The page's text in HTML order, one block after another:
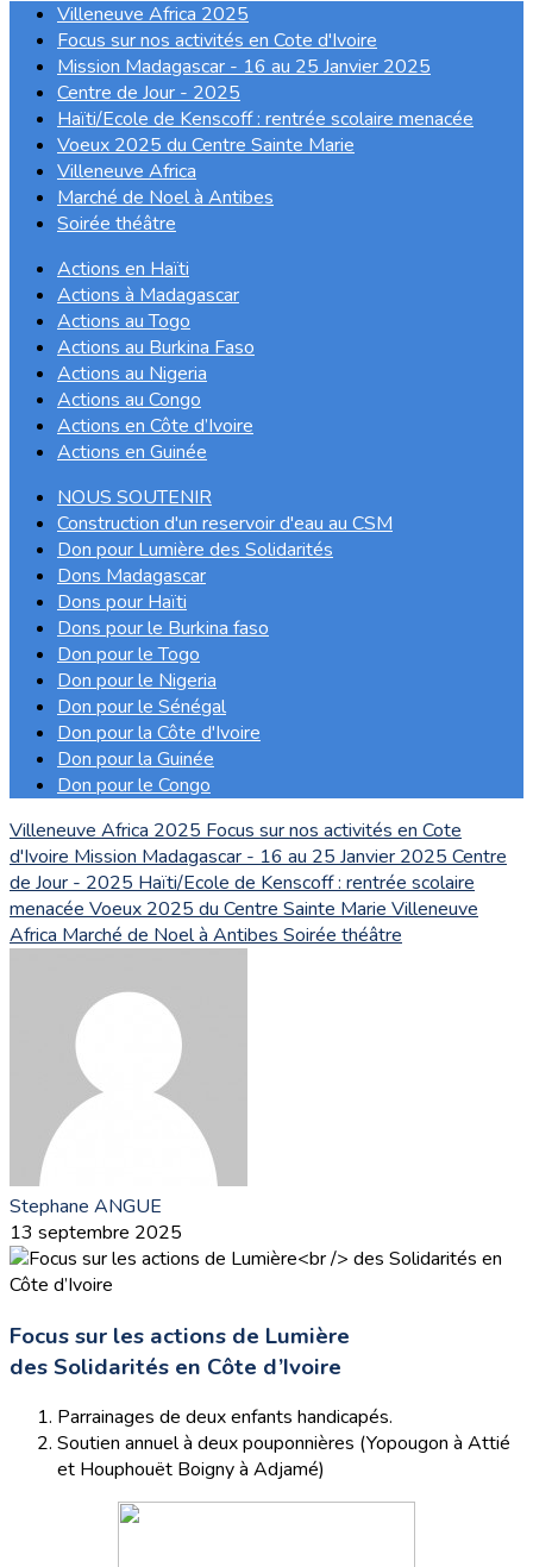
Villeneuve Africa 2025
Focus sur nos activités en Cote d'Ivoire
Mission Madagascar - 16 au 25 Janvier 2025
Centre de Jour - 2025
Haïti/Ecole de Kenscoff : rentrée scolaire menacée
Voeux 2025 du Centre Sainte Marie
Villeneuve Africa
Marché de Noel à Antibes
Soirée théâtre
Actions en Haïti
Actions à Madagascar
Actions au Togo
Actions au Burkina Faso
Actions au Nigeria
Actions au Congo
Actions en Côte d’Ivoire
Actions en Guinée
NOUS SOUTENIR
Construction d'un reservoir d'eau au CSM
Don pour Lumière des Solidarités
Dons Madagascar
Dons pour Haïti
Dons pour le Burkina faso
Don pour le Togo
Don pour le Nigeria
Don pour le Sénégal
Don pour la Côte d'Ivoire
Don pour la Guinée
Don pour le Congo
Villeneuve Africa 2025 Focus sur nos activités en Cote
d'Ivoire Mission Madagascar - 16 au 25 Janvier 2025 Centre
de Jour - 2025 Haïti/Ecole de Kenscoff : rentrée scolaire
menacée Voeux 2025 du Centre Sainte Marie Villeneuve
Africa Marché de Noel à Antibes Soirée théâtre
Stephane ANGUE
13 septembre 2025
Focus sur les actions de Lumière
des Solidarités en Côte d’Ivoire
Parrainages de deux enfants handicapés.
Soutien annuel à deux pouponnières (Yopougon à Attié
et Houphouët Boigny à Adjamé)